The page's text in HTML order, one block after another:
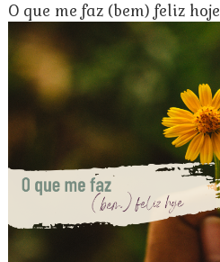
O que me faz (bem) feliz hoje